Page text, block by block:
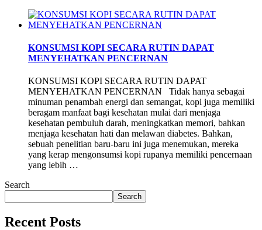
KONSUMSI KOPI SECARA RUTIN DAPAT
MENYEHATKAN PENCERNAN
KONSUMSI KOPI SECARA RUTIN DAPAT
MENYEHATKAN PENCERNAN Tidak hanya sebagai
minuman penambah energi dan semangat, kopi juga memiliki
beragam manfaat bagi kesehatan mulai dari menjaga
kesehatan pembuluh darah, meningkatkan memori, bahkan
menjaga kesehatan hati dan melawan diabetes. Bahkan,
sebuah penelitian baru-baru ini juga menemukan, mereka
yang kerap mengonsumsi kopi rupanya memiliki pencernaan
yang lebih …
Search
Search
Recent Posts